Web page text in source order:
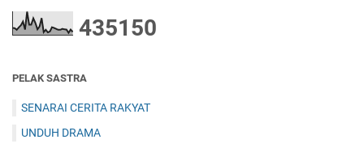
435150
PELAK SASTRA
SENARAI CERITA RAKYAT
UNDUH DRAMA